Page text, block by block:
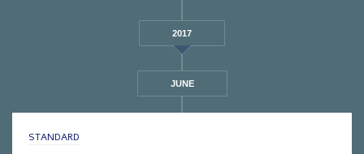
2017
JUNE
STANDARD